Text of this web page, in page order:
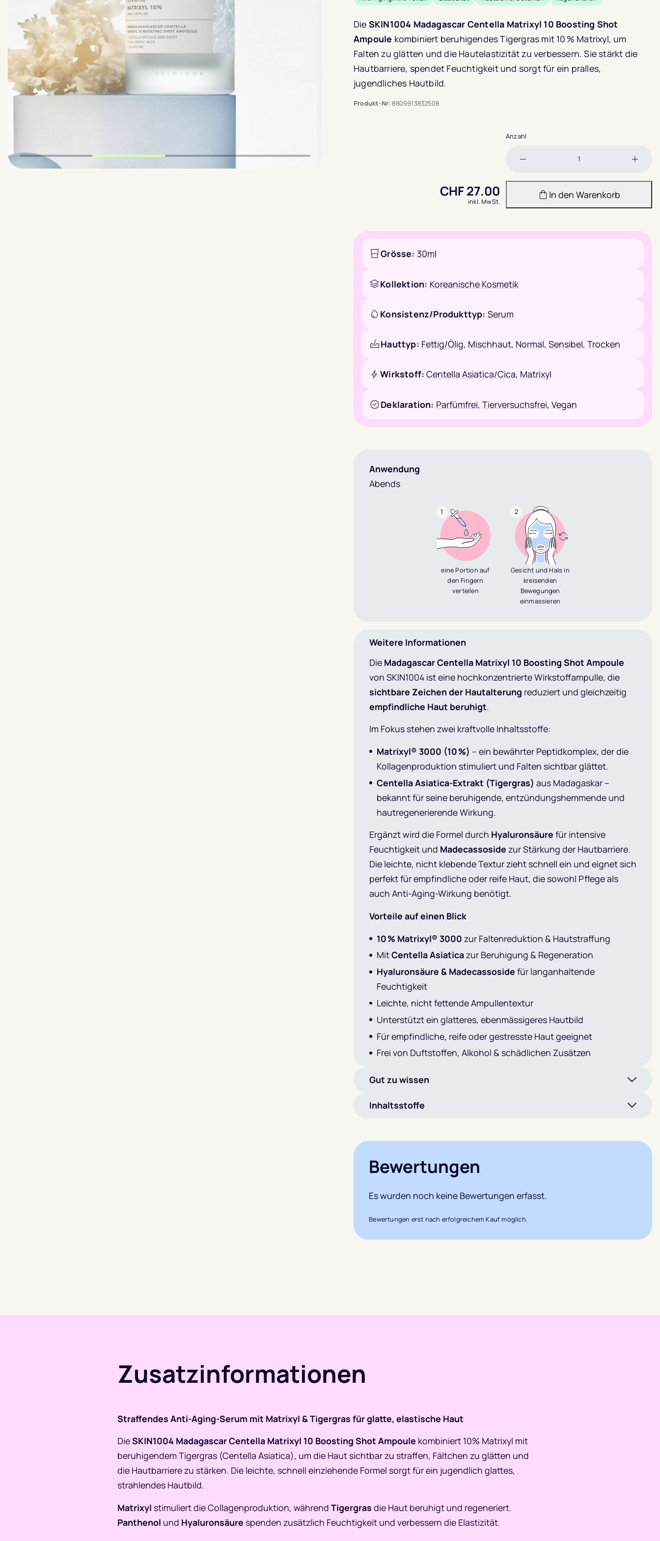
Die SKIN1004 Madagascar Centella Matrixyl 10 Boosting Shot
Ampoule kombiniert beruhigendes Tigergras mit 10 % Matrixyl, um
Falten zu glätten und die Hautelastizität zu verbessern. Sie stärkt die
Hautbarriere, spendet Feuchtigkeit und sorgt für ein pralles,
jugendliches Hautbild.
Produkt-Nr: 8809913832508
Anzahl
verringern
CHF27.00
inkl. MwSt.
In den Warenkorb
Grösse: 30ml
Kollektion: Koreanische Kosmetik
Konsistenz/Produkttyp: Serum
Hauttyp: Fettig/Ölig, Mischhaut, Normal,Sensibel,Trocken
Wirkstoff:Centella Asiatica/Cica, Matrixyl
Deklaration: Parfümfrei, Tierversuchsfrei, Vegan
Anwendung
Abends
1
eine Portion auf
den Fingern
verteilen
2
Gesicht und Hals in
kreisenden
Bewegungen
einmassieren
Weitere Informationen
Die Madagascar Centella Matrixyl 10 Boosting Shot Ampoule
von SKIN1004 ist eine hochkonzentrierte Wirkstoffampulle, die
sichtbare Zeichen der Hautalterung reduziert und gleichzeitig
empfindliche Haut beruhigt.
Im Fokus stehen zwei kraftvolle Inhaltsstoffe:
Matrixyl® 3000 (10 %) – ein bewährter Peptidkomplex, der die
Kollagenproduktion stimuliert und Falten sichtbar glättet.
Centella Asiatica-Extrakt (Tigergras) aus Madagaskar –
bekannt für seine beruhigende, entzündungshemmende und
hautregenerierende Wirkung.
Ergänzt wird die Formel durch Hyaluronsäure für intensive
Feuchtigkeit und Madecassoside zur Stärkung der Hautbarriere.
Die leichte, nicht klebende Textur zieht schnell ein und eignet sich
perfekt für empfindliche oder reife Haut, die sowohl Pflege als
auch Anti-Aging-Wirkung benötigt.
Vorteile auf einen Blick
10 % Matrixyl® 3000 zur Faltenreduktion & Hautstraffung
MitCentella Asiaticazur Beruhigung & Regeneration
Hyaluronsäure & Madecassoside für langanhaltende
Feuchtigkeit
Leichte, nicht fettende Ampullentextur
Unterstützt ein glatteres, ebenmässigeres Hautbild
Für empfindliche, reife oder gestresste Haut geeignet
Frei von Duftstoffen, Alkohol & schädlichen Zusätzen
Gut zu wissen
Inhaltsstoffe
Bewertungen
Es wurden noch keine Bewertungen erfasst.
Bewertungen erst nach erfolgreichem Kauf möglich.
Zusatzinformationen
Straffendes Anti-Aging-Serum mit Matrixyl & Tigergras für glatte, elastische Haut
DieSKIN1004 Madagascar Centella Matrixyl 10 Boosting Shot Ampoule kombiniert 10% Matrixyl mit
beruhigendem Tigergras (Centella Asiatica), um die Haut sichtbar zu straffen, Fältchen zu glätten und
die Hautbarriere zu stärken. Die leichte, schnell einziehende Formel sorgt für ein jugendlich glattes,
strahlendes Hautbild.
Matrixyl stimuliert die Collagenproduktion, während Tigergras die Haut beruhigt und regeneriert.
Panthenol und Hyaluronsäure spenden zusätzlich Feuchtigkeit und verbessern die Elastizität.